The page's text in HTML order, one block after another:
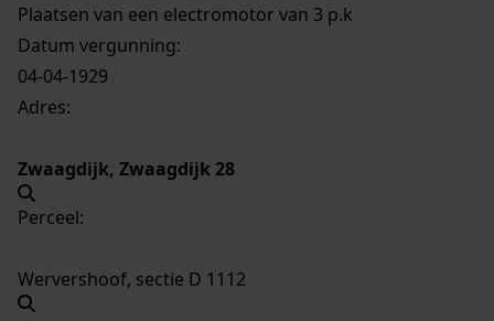
Plaatsen van een electromotor van 3 p.k
Datum vergunning:
04-04-1929
Adres:
Zwaagdijk, Zwaagdijk 28
Perceel:
Wervershoof, sectie D 1112